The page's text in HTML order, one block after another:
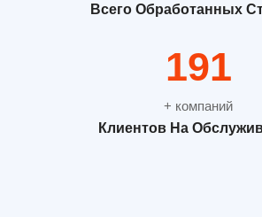
Всего Обработанных
254
+ компаний
Клиентов На